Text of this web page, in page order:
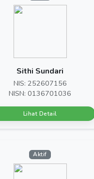
Sithi Sundari
NIS: 252607156
NISN: 0136701036
Lihat Detail
Aktif